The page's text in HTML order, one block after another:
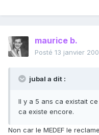
maurice b.
Posté 13 janvier
jubal a dit :
Il y a 5 ans ca existait
ca existe encore.
Non car le MEDEF le